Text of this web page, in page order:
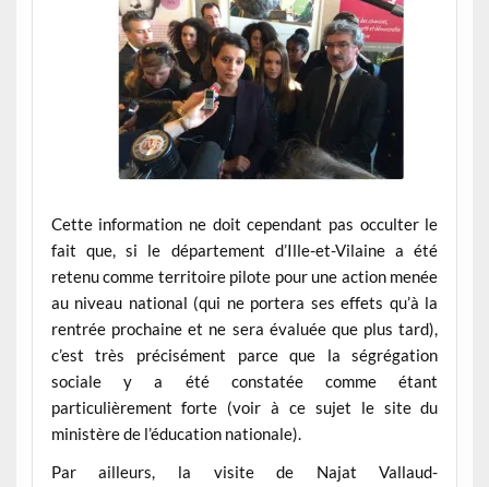
Cette information ne doit cependant pas occulter le
fait que, si le département d’Ille-et-Vilaine a été
retenu comme territoire pilote pour une action menée
au niveau national (qui ne portera ses effets qu’à la
rentrée prochaine et ne sera évaluée que plus tard),
c’est très précisément parce que la ségrégation
sociale y a été constatée comme étant
particulièrement forte (voir à ce sujet le site du
ministère de l’éducation nationale).
Par ailleurs, la visite de Najat Vallaud-